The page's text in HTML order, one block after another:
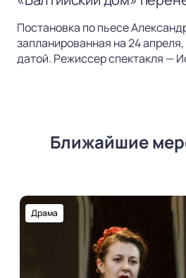
Постановка по пьесе
запланированная на 24
датой. Режиссер спектакля —
Ближайшие
Драма